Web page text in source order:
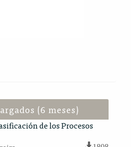
(6 meses)
de los Procesos